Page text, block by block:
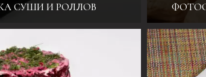
СУШИ И РОЛЛОВ
для меню, каталогов, а также для
рекламы
Фотосъемка